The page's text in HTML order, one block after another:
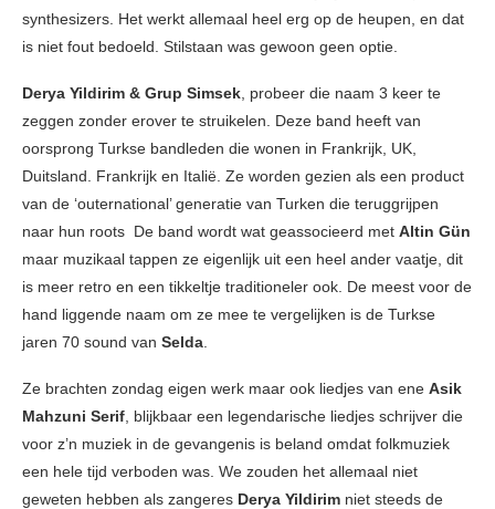
synthesizers. Het werkt allemaal heel erg op de heupen, en dat
is niet fout bedoeld. Stilstaan was gewoon geen optie.
Derya Yildirim & Grup Simsek , probeer die naam 3 keer te
zeggen zonder erover te struikelen. Deze band heeft van
oorsprong Turkse bandleden die wonen in Frankrijk, UK,
Duitsland. Frankrijk en Italië. Ze worden gezien als een product
van de ‘outernational’ generatie van Turken die teruggrijpen
naar hun roots De band wordt wat geassocieerd met Altin Gün
maar muzikaal tappen ze eigenlijk uit een heel ander vaatje, dit
is meer retro en een tikkeltje traditioneler ook. De meest voor de
hand liggende naam om ze mee te vergelijken is de Turkse
jaren 70 sound van Selda
Ze brachten zondag eigen werk maar ook liedjes van ene Asik
Mahzuni Serif , blijkbaar een legendarische liedjes schrijver die
voor z’n muziek in de gevangenis is beland omdat folkmuziek
een hele tijd verboden was. We zouden het allemaal niet
geweten hebben als zangeres Derya Yildirim niet steeds de